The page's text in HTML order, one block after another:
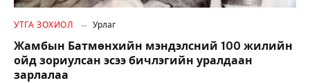
УТГА ЗОХИОЛ Урлаг
Жамбын Батмөнхийн мэндэлсний 100 жилийн
ойд зориулсан эсээ бичлэгийн уралдаан
зарлалаа